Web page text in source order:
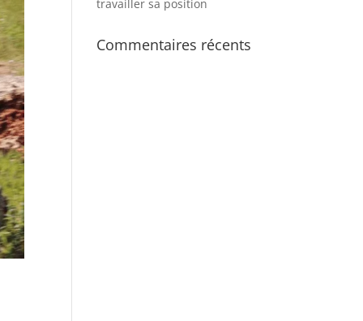
travailler sa position
Commentaires récents